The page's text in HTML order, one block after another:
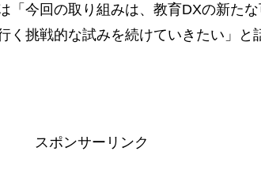
今回の取り組みは、教育DXの新たな
く挑戦的な試みを続けていきたい」と
スポンサーリンク